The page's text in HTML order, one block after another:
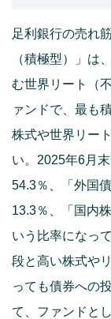
足利銀行の売れ
（積極型）」は
む世界リート（
ァンドで、最も
株式や世界リー
い。2025年6月
54.3％、「外国
13.3％、「国内
いう比率になっ
段と高い株式や
っても債券への
て、ファンドと